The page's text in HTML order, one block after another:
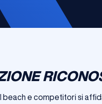
beach e competitori si